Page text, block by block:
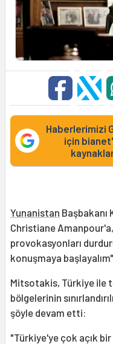
Haberlerimizi
için
Yunanistan Başbakanı
Christiane
provokasyonları
konuşmaya
Mitsotakis, Türkiye ile
bölgelerinin
şöyle devam etti:
"Türkiye'ye çok açık